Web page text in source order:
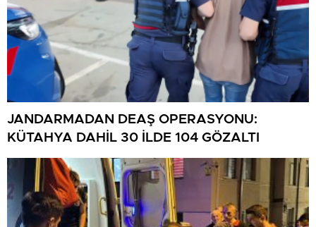
JANDARMADAN DEAŞ OPERASYONU:
KÜTAHYA DAHİL 30 İLDE 104 GÖZALTI